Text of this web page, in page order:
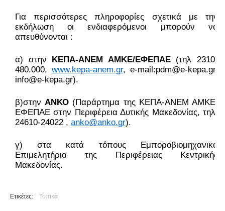
Για περισσότερες πληροφορίες σχετικά με την
εκδήλωση οι ενδιαφερόμενοι μπορούν να
απευθύνονται :
α) στην ΚΕΠΑ-ΑΝΕΜ ΑΜΚΕ/EΦΕΠΑΕ (τηλ 2310-
480.000, www.kepa-anem.gr, e-mail:pdm@e-kepa.gr,
info@e-kepa.gr).
β)στην ΑΝΚΟ (Παράρτημα της ΚΕΠΑ-ΑΝΕΜ ΑΜΚΕ/
ΕΦΕΠΑΕ στην Περιφέρεια Δυτικής Μακεδονίας, τηλ.
24610-24022 , anko@anko.gr).
γ) στα κατά τόπους Εμποροβιομηχανικά
Επιμελητήρια της Περιφέρειας Κεντρικής
Μακεδονίας.
Ετικέτες: Τοπικά